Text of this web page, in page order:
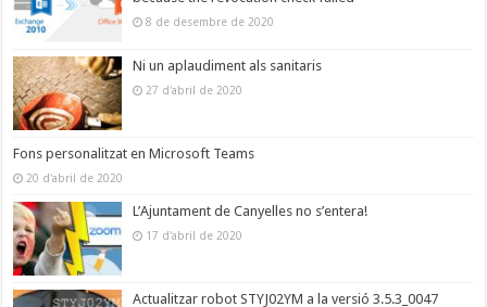
8 de desembre de 2020
Ni un aplaudiment als sanitaris
27 d'abril de 2020
Fons personalitzat en Microsoft Teams
20 d'abril de 2020
L’Ajuntament de Canyelles no s’entera!
17 d'abril de 2020
Actualitzar robot STYJ02YM a la versió 3.5.3_0047